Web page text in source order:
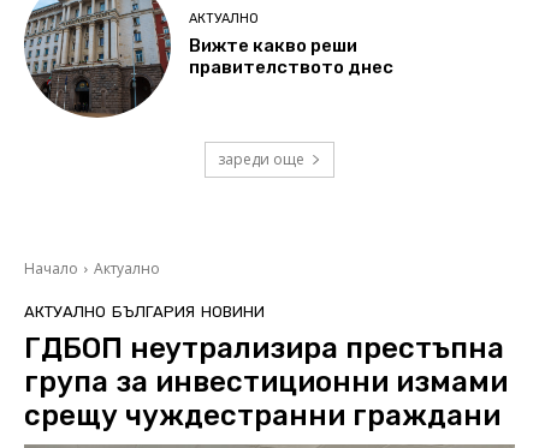
АКТУАЛНО
Вижте какво реши
правителството днес
зареди още